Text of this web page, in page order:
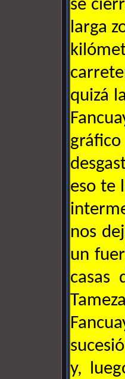
se
larga
quizá
eso te
nos
un
casas
y,